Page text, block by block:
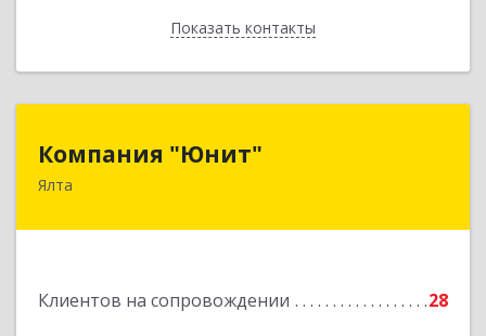
Показать контакты
Назад
Компания "Юнит"
Ялта
Клиентов на сопровождении 28
298600, Крым Респ, Ялта г, Васильева ул, дом №